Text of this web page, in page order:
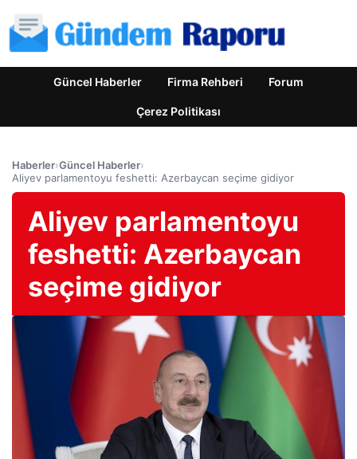
Güncel Haberler Firma Rehberi Forum
Çerez Politikası
Haberler›Güncel Haberler›
Aliyev parlamentoyu feshetti: Azerbaycan seçime gidiyor
Aliyev parlamentoyu
feshetti: Azerbaycan
seçime gidiyor